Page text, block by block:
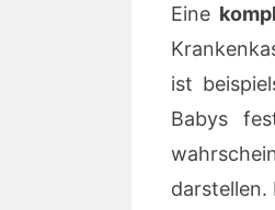
Eine
ist
Babys
darstellen.